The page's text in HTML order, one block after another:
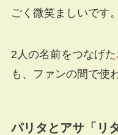
ごく微笑ましいです。
2人の名前をつなげた
も、ファンの間で使
パリタとアサ「リ